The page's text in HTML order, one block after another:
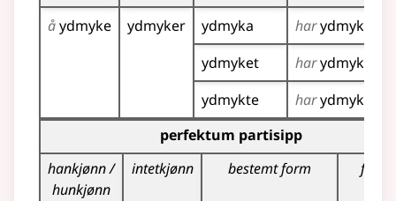
åydmyke ydmyker ydmyka harydmyka
ydmyket
harydmyket
ydmykte
harydmykt
Bøyingstabell for dette verbet (partisippformer)
perfektum partisipp
hankjønn /
hunkjønn
intetkjønn bestemt form